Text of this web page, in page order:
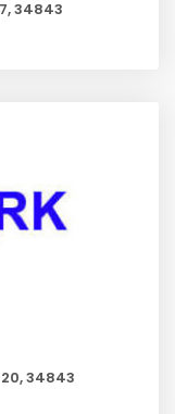
34843
34843